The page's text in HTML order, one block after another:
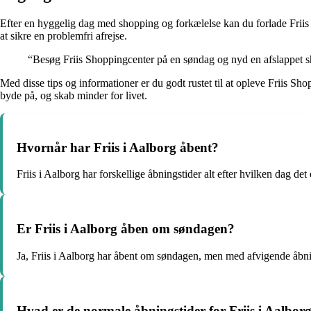
Efter en hyggelig dag med shopping og forkælelse kan du forlade
at sikre en problemfri afrejse.
“Besøg Friis Shoppingcenter på en søndag og nyd en afslappet
Med disse tips og informationer er du godt rustet til at opleve Friis
byde på, og skab minder for livet.
Hvornår har Friis i Aalborg åbent?
Friis i Aalborg har forskellige åbningstider alt efter hvilken dag det
Er Friis i Aalborg åben om søndagen?
Ja, Friis i Aalborg har åbent om søndagen, men med afvigende